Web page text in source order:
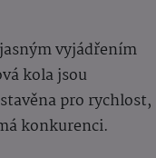
vyjádřením
kola jsou
pro rychlost,
konkurenci.